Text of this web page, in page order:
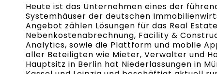
Heute ist das Unternehmen eines der
Systemhäuser der deutschen
Angebot zählen Lösungen für das Real
Nebenkostenabrechnung, Facility &
Analytics, sowie die Plattform und mobile
aller Beteiligten wie Mieter, Verwalter und
Hauptsitz in Berlin hat Niederlassungen in